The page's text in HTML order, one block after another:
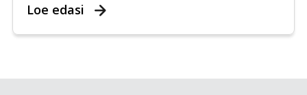
Loe edasi